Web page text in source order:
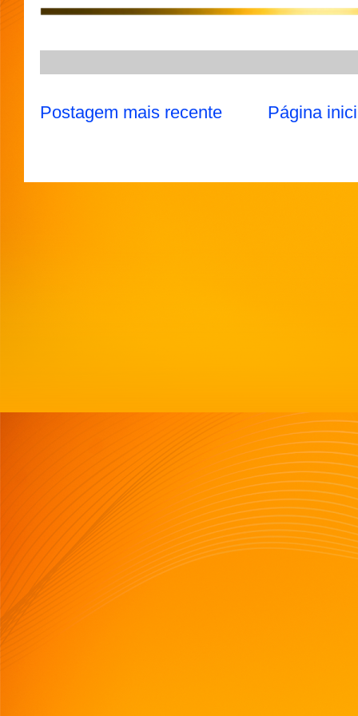
Postagem mais recente Página